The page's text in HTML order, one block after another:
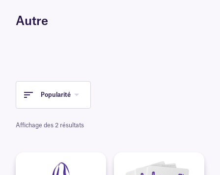
Autre
Popularité
Affichage des 2 résultats